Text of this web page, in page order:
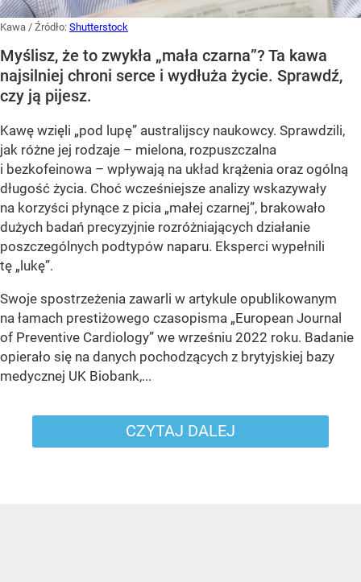
Kawa / Źródło: Shutterstock
Myślisz, że to zwykła „mała czarna”? Ta kawa
najsilniej chroni serce i wydłuża życie. Sprawdź,
czy ją pijesz.
Kawę wzięli „pod lupę” australijscy naukowcy. Sprawdzili,
jak różne jej rodzaje – mielona, rozpuszczalna
i bezkofeinowa – wpływają na układ krążenia oraz ogólną
długość życia. Choć wcześniejsze analizy wskazywały
na korzyści płynące z picia „małej czarnej”, brakowało
dużych badań precyzyjnie rozróżniających działanie
poszczególnych podtypów naparu. Eksperci wypełnili
tę „lukę”.
Swoje spostrzeżenia zawarli w artykule opublikowanym
na łamach prestiżowego czasopisma „European Journal
of Preventive Cardiology” we wrześniu 2022 roku. Badanie
opierało się na danych pochodzących z brytyjskiej bazy
medycznej UK Biobank,...
CZYTAJ DALEJ